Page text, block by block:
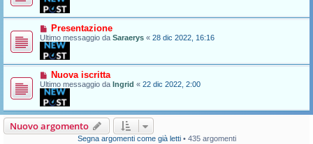
Presentazione
Ultimo messaggio da Saraerys « 28 dic 2022, 16:16
Nuova iscritta
Ultimo messaggio da Ingrid « 22 dic 2022, 2:00
Nuovo argomento
Segna argomenti come già letti• 435 argomenti